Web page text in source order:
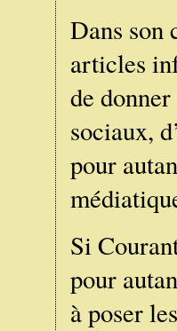
Dans
articles
de
sociaux,
pour
Si
pour
à poser